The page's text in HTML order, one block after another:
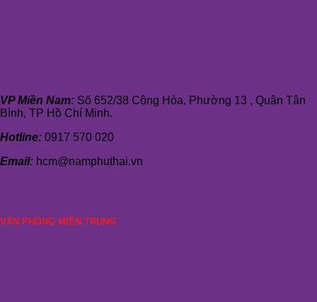
VP Miền Nam: Số 652/38 Cộng Hòa, Phường 13 , Quận Tân
Bình, TP Hồ Chí Minh.
Hotline: 0917 570 020
Email: hcm@namphuthai.vn
VĂN PHÒNG MIỀN TRUNG